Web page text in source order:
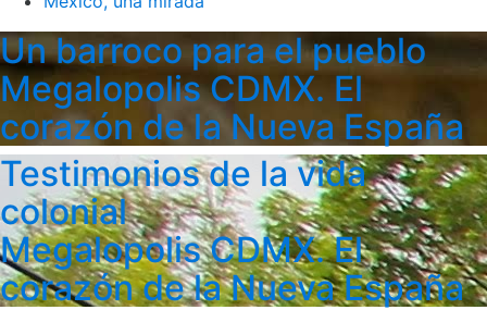
Un barroco para el pueblo
Megalopolis CDMX. El
corazón de la Nueva España
Testimonios de la vida
colonial
Megalopolis CDMX. El
corazón de la Nueva España